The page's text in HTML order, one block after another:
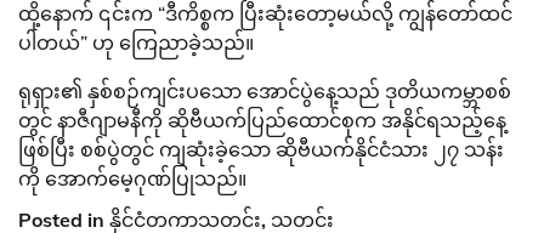
ထို့နောက် ၎င်းက “ဒီကိစ္စက ပြီးဆုံးတော့မယ်လို့ ကျွန်တော်ထင်
ပါတယ်” ဟု ကြေညာခဲ့သည်။
ရုရှား၏ နှစ်စဉ်ကျင်းပသော အောင်ပွဲနေ့သည် ဒုတိယကမ္ဘာစစ်
တွင် နာဇီဂျာမနီကို ဆိုဗီယက်ပြည်ထောင်စုက အနိုင်ရသည့်နေ့
ဖြစ်ပြီး စစ်ပွဲတွင် ကျဆုံးခဲ့သော ဆိုဗီယက်နိုင်ငံသား ၂၇ သန်း
ကို အောက်မေ့ဂုဏ်ပြုသည်။
Posted in နိုင်ငံတကာသတင်း, သတင်း